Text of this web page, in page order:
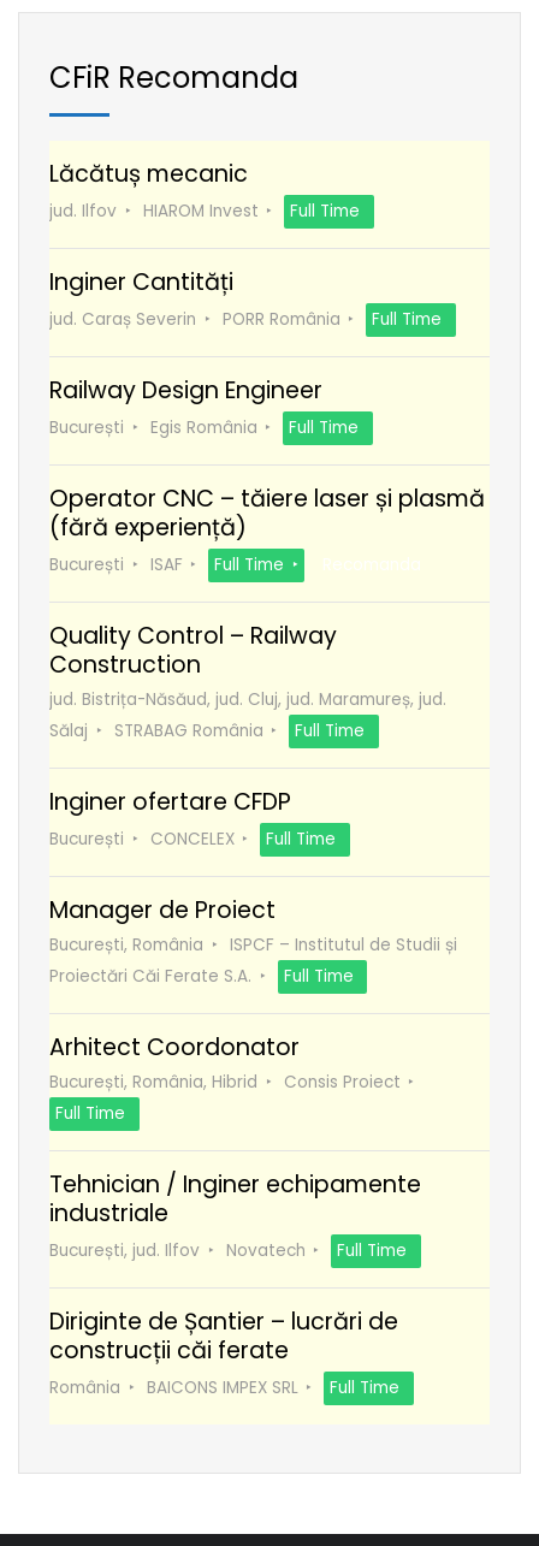
CFiR Recomanda
Lăcătuș mecanic
jud. Ilfov HIAROM Invest Full Time
Inginer Cantități
jud. Caraș Severin PORR România Full Time
Railway Design Engineer
București Egis România Full Time
Operator CNC – tăiere laser și plasmă
(fără experiență)
București ISAF Full Time Recomanda
Quality Control – Railway
Construction
jud. Bistrița-Năsăud, jud. Cluj, jud. Maramureș, jud.
Sălaj
STRABAG România Full Time
Inginer ofertare CFDP
București CONCELEX Full Time
Manager de Proiect
București, România
ISPCF – Institutul de Studii și
Proiectări Căi Ferate S.A.
Full Time
Arhitect Coordonator
București, România, Hibrid
Consis Proiect
Full Time
Tehnician / Inginer echipamente
industriale
București, jud. Ilfov Novatech Full Time
Diriginte de Șantier – lucrări de
construcții căi ferate
România BAICONS IMPEX SRL Full Time